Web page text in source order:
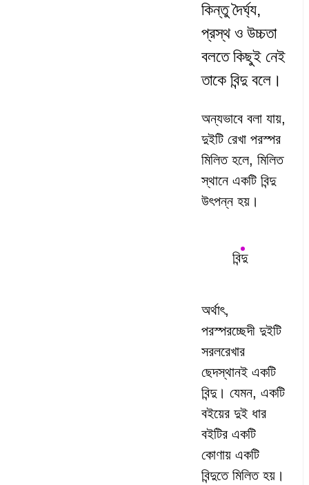
কিন্তু দৈর্ঘ্য,
প্রস্থ ও উচ্চতা
বলতে কিছুই নেই
তাকে বিন্দু বলে।
অন্যভাবে বলা যায়,
দুইটি রেখা পরস্পর
মিলিত হলে, মিলিত
স্থানে একটি বিন্দু
উৎপন্ন হয়।
বিন্দু
অর্থাৎ,
পরস্পরচ্ছেদী দুইটি
সরলরেখার
ছেদস্থানই একটি
বিন্দু। যেমন, একটি
বইয়ের দুই ধার
বইটির একটি
কোণায় একটি
বিন্দুতে মিলিত হয়।